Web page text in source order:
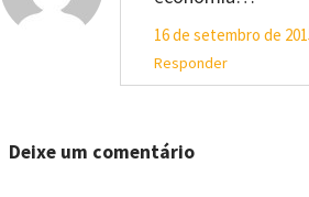
16 de setembro de
Responder
Deixe um comentário